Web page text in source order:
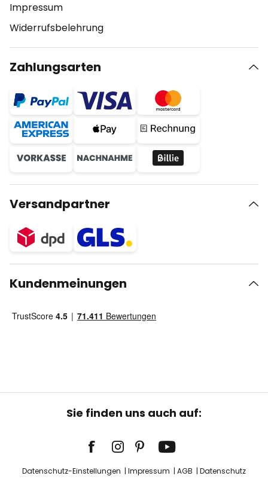
Impressum
Widerrufsbelehrung
Zahlungsarten
Versandpartner
Kundenmeinungen
Sie finden uns auch auf:
Datenschutz-Einstellungen Impressum AGB Datenschutz